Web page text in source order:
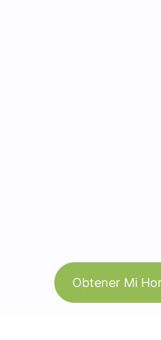
Obtener Mi